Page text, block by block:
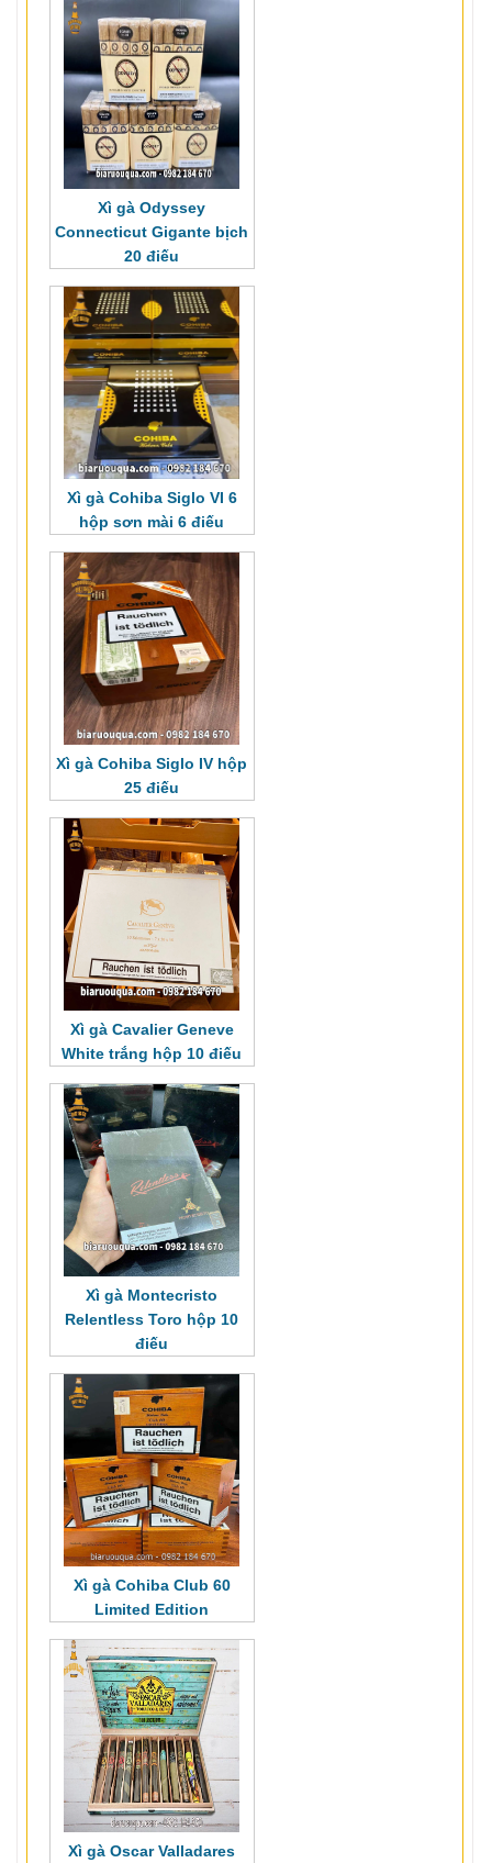
Xì gà Odyssey
Connecticut Gigante bịch
20 điếu
Xì gà Cohiba Siglo VI 6
hộp sơn mài 6 điếu
Xì gà Cohiba Siglo IV hộp
25 điếu
Xì gà Cavalier Geneve
White trắng hộp 10 điếu
Xì gà Montecristo
Relentless Toro hộp 10
điếu
Xì gà Cohiba Club 60
Limited Edition
Xì gà Oscar Valladares